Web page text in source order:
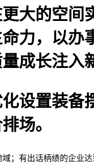
大的空间
力，以办
成长注入
设置装备
场。
有出话柄绩的企业